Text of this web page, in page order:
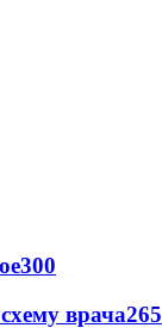
300
врача265